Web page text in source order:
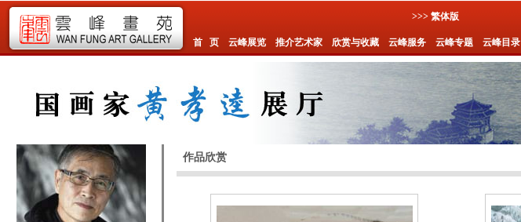
>>> 繁体版
首 页 云峰展览 推介艺术家 欣赏与收藏 云峰服务 云峰专题 云峰目录
作品欣赏